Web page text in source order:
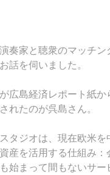
奏家と聴衆のマッチン
話を伺いました。
広島経済レポート紙
れたのが呉島さん。
タジオは、現在欧米
産を活用する仕組み
も始まって間もないサ